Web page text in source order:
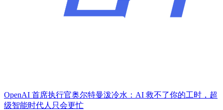
OpenAI 首席执行官奥尔特曼泼冷水：AI 救不了你的工时，超
级智能时代人只会更忙